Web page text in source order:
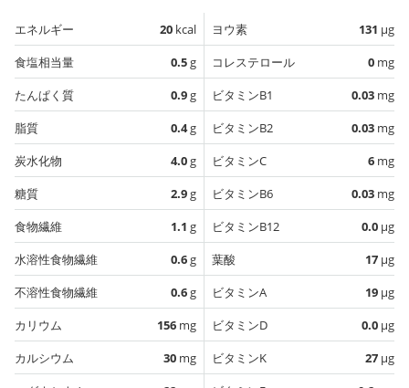
エネルギー 20 kcal
食塩相当量
0.5g
たんぱく質
0.9g
脂質
0.4g
炭水化物
4.0g
糖質
2.9g
食物繊維
1.1 g
水溶性食物繊維
0.6g
不溶性食物繊維
0.6g
カリウム
156 mg
カルシウム
30 mg
ヨウ素 131 µg
コレステロール
0 mg
ビタミンB1
0.03 mg
ビタミンB2
0.03 mg
ビタミンC
6 mg
ビタミンB6
0.03 mg
ビタミンB12
0.0 µg
葉酸
17 µg
ビタミンA
19 µg
ビタミンD
0.0 µg
ビタミンK
27 µg